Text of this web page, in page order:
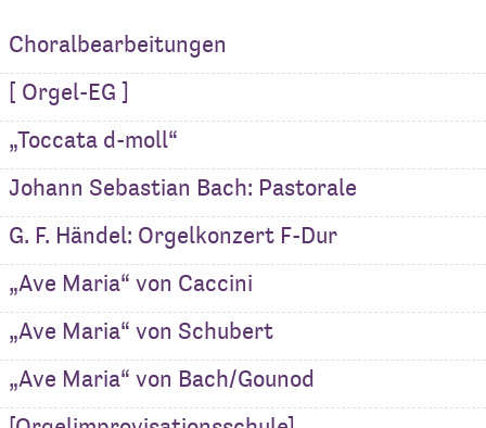
Choralbearbeitungen
[ Orgel-EG ]
„Toccata d-moll“
Johann Sebastian Bach: Pastorale
G. F. Händel: Orgelkonzert F-Dur
„Ave Maria“ von Caccini
„Ave Maria“ von Schubert
„Ave Maria“ von Bach/Gounod